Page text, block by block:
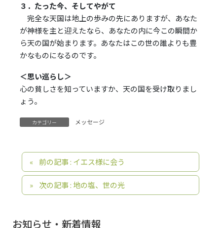
３．たった今、そしてやがて
完全な天国は地上の歩みの先にありますが、あなた
が神様を主と迎えたなら、あなたの内に今この瞬間か
ら天の国が始まります。あなたはこの世の誰よりも豊
かなものになるのです。
＜思い巡らし＞
心の貧しさを知っていますか、天の国を受け取りまし
ょう。
カテゴリー メッセージ
前の記事 : イエス様に会う
次の記事 : 地の塩、世の光
お知らせ・新着情報